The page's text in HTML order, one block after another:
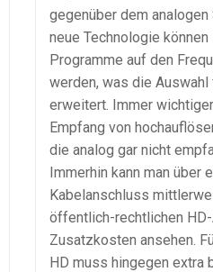
gegenüber dem
neue Technologie
Programme auf den
werden, was die
erweitert. Immer
Empfang von
die analog gar nicht
Immerhin kann man über
Kabelanschluss
öffentlich-rechtlichen
Zusatzkosten ansehen.
HD muss hingegen extra